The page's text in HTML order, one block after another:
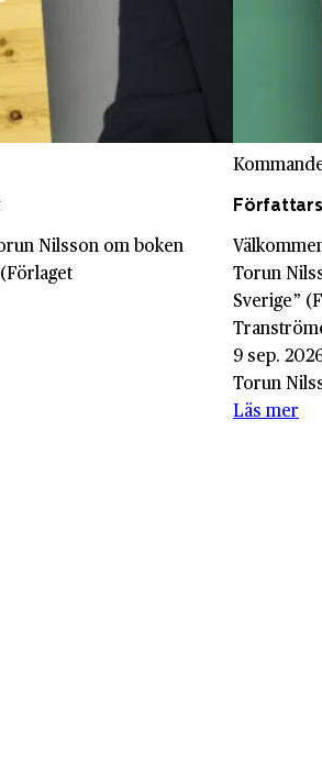
Nilsson om boken
Torun
Sverige”
9 sep.
Torun
Läs mer